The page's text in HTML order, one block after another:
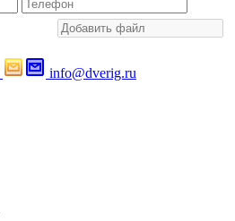
info@dverig.ru